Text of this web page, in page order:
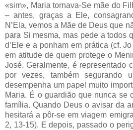
«sim», Maria tornava-Se mãe do
– antes, graças a Ele,
N’Ela, vemos a Mãe de Deus que
para Si mesma, mas pede a todos
d’Ele e a ponham em prática (cf.
em atitude de quem protege o
José. Geralmente, é representado
por vezes, também segurando
desempenha um papel muito
Maria. É o guardião que nunca se
família. Quando Deus o avisar da
hesitará a pôr-se em viagem
2, 13-15). E depois, passado o